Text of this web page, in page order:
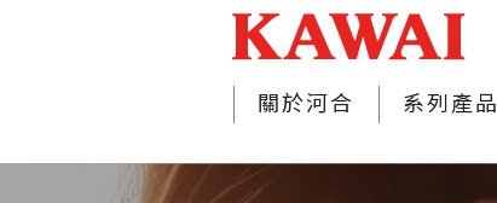
關於河合 系列產品